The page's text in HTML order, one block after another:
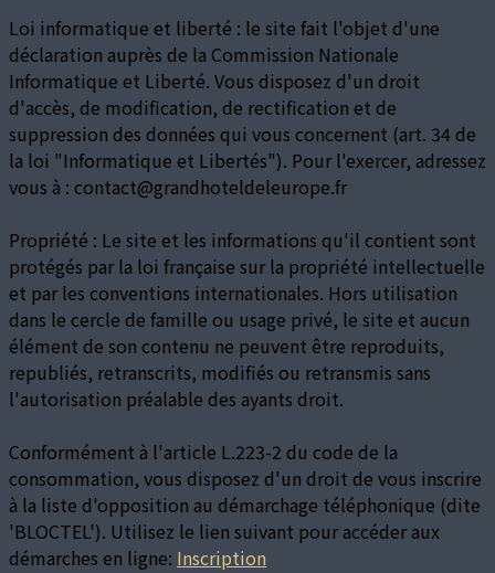
Loi informatique et liberté : le site fait l'objet d'une
déclaration auprès de la Commission Nationale
Informatique et Liberté. Vous disposez d'un droit
d'accès, de modification, de rectification et de
suppression des données qui vous concernent (art. 34 de
la loi "Informatique et Libertés"). Pour l'exercer, adressez
vous à : contact@grandhoteldeleurope.fr
Propriété : Le site et les informations qu'il contient sont
protégés par la loi française sur la propriété intellectuelle
et par les conventions internationales. Hors utilisation
dans le cercle de famille ou usage privé, le site et aucun
élément de son contenu ne peuvent être reproduits,
republiés, retranscrits, modifiés ou retransmis sans
l'autorisation préalable des ayants droit.
Conformément à l'article L.223-2 du code de la
consommation, vous disposez d'un droit de vous inscrire
à la liste d'opposition au démarchage téléphonique (dite
'BLOCTEL'). Utilisez le lien suivant pour accéder aux
démarches en ligne: Inscription